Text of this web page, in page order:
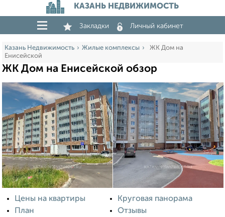
КАЗАНЬ НЕДВИЖИМОСТЬ
Закладки Личный кабинет
Казань Недвижимость Жилые комплексы
ЖК Дом на
Енисейской
ЖК Дом на Енисейской обзор
Цены на квартиры
План
Круговая панорама
Отзывы